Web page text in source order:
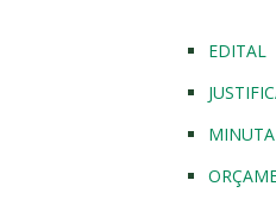
EDITAL